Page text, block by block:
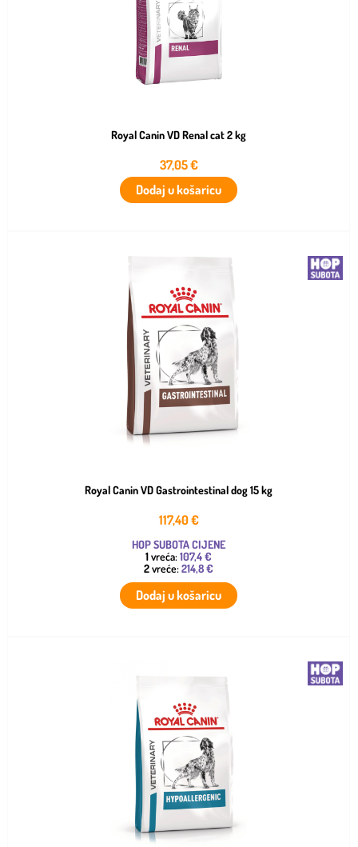
Royal Canin VD Renal cat 2 kg
37,05€
Dodaj u košaricu
Royal Canin VD Gastrointestinal dog 15 kg
117,40€
HOP SUBOTA CIJENE
1vreća:107,4 €
2vreće:214,8 €
Dodaj u košaricu